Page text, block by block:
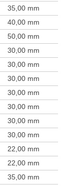
35,00 mm
40,00 mm
50,00 mm
30,00 mm
30,00 mm
30,00 mm
30,00 mm
30,00 mm
30,00 mm
30,00 mm
22,00 mm
22,00 mm
35,00 mm